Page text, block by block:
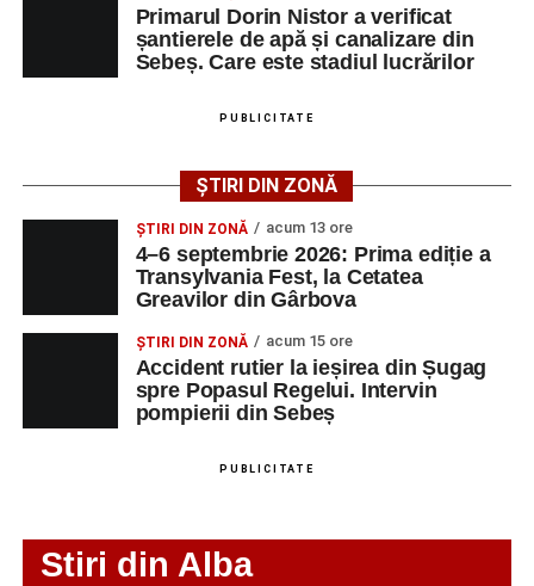
septembrie 2026, laCetatea Greavilor din Gârbova
Intrarea este liberă pe întreaga durată a evenimentului.
Urmărește-ne pe Google News
Ultimele știri din Sebeș
4–6 septembrie 2026: Prima ediție a Transylvania
Fest, la Cetatea Greavilor din Gârbova
Accident rutier la ieșirea din Șugag spre Popasul
Regelui. Intervin pompierii din Sebeș
Biciclist de 70 de ani, rănit într-un accident rutier
Biciclist de 70 de ani, rănit într-un accident rutier
produs pe strada Dorobanți din Sebeș
Primarul Dorin Nistor a verificat
șantierele de apă și canalizare din
Sebeș. Care este stadiul lucrărilor
PUBLICITATE
ȘTIRI DIN ZONĂ
ȘTIRI DIN ZONĂ acum 13 ore
4–6 septembrie 2026: Prima ediție a
Transylvania Fest, la Cetatea
Greavilor din Gârbova
ȘTIRI DIN ZONĂ acum 15 ore
Accident rutier la ieșirea din Șugag
spre Popasul Regelui. Intervin
pompierii din Sebeș
PUBLICITATE
Stiri din Alba